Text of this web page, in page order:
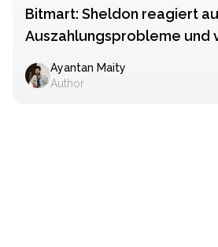
Bitmart: Sheldon reagiert
Auszahlungsprobleme und
Ayantan Maity
Author